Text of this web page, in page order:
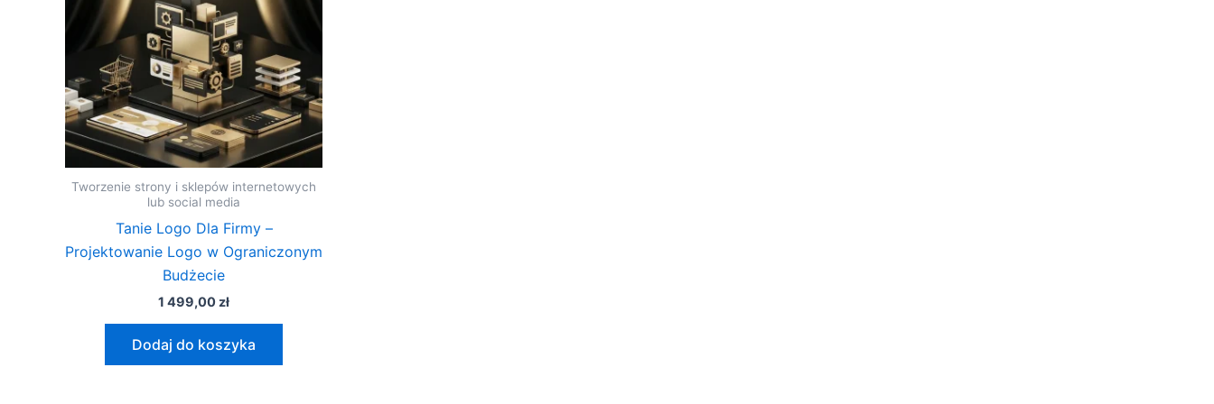
Tworzenie strony i sklepów internetowych
lub social media
Tanie Logo Dla Firmy –
Projektowanie Logo w Ograniczonym
Budżecie
1 499,00 zł
Dodaj do koszyka